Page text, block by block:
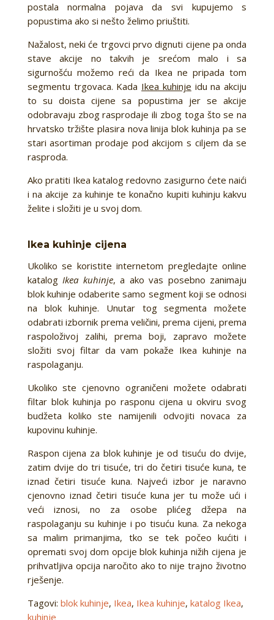
postala normalna pojava da svi kupujemo s
popustima ako si nešto želimo priuštiti.
Nažalost, neki će trgovci prvo dignuti cijene pa onda
stave akcije no takvih je srećom malo i sa
sigurnošću možemo reći da Ikea ne pripada tom
segmentu trgovaca. Kada Ikea kuhinje idu na akciju
to su doista cijene sa popustima jer se akcije
odobravaju zbog rasprodaje ili zbog toga što se na
hrvatsko tržište plasira nova linija blok kuhinja pa se
stari asortiman prodaje pod akcijom s ciljem da se
rasproda.
Ako pratiti Ikea katalog redovno zasigurno ćete naići
i na akcije za kuhinje te konačno kupiti kuhinju kakvu
želite i složiti je u svoj dom.
Ikea kuhinje cijena
Ukoliko se koristite internetom pregledajte online
katalogIkea kuhinje, a ako vas posebno zanimaju
blok kuhinje odaberite samo segment koji se odnosi
na blok kuhinje. Unutar tog segmenta možete
odabrati izbornik prema veličini, prema cijeni, prema
raspoloživoj zalihi, prema boji, zapravo možete
složiti svoj filtar da vam pokaže Ikea kuhinje na
raspolaganju.
Ukoliko ste cjenovno ograničeni možete odabrati
filtar blok kuhinja po rasponu cijena u okviru svog
budžeta koliko ste namijenili odvojiti novaca za
kupovinu kuhinje.
Raspon cijena za blok kuhinje je od tisuću do dvije,
zatim dvije do tri tisuće, tri do četiri tisuće kuna, te
iznad četiri tisuće kuna. Najveći izbor je naravno
cjenovno iznad četiri tisuće kuna jer tu može ući i
veći iznosi, no za osobe plićeg džepa na
raspolaganju su kuhinje i po tisuću kuna. Za nekoga
sa malim primanjima, tko se tek počeo kućiti i
opremati svoj dom opcije blok kuhinja nižih cijena je
prihvatljiva opcija naročito ako to nije trajno životno
rješenje.
Tagovi: blok kuhinje, Ikea, Ikea kuhinje, katalog Ikea,
kuhinje